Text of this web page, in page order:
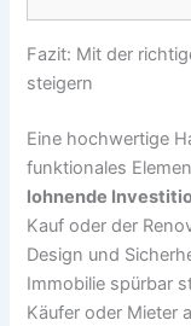
Fazit: Mit der
steigern
Eine hochwertige
funktionales
lohnende
Kauf oder der
Design und
Immobilie spürbar
Käufer oder Mieter